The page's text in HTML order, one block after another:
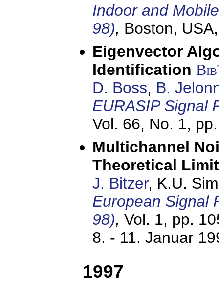
Indoor and
98), Boston,
Eigenvector
Identification
D. Boss, B.
EURASIP Signal
Vol. 66, No. 1,
Multichannel
Theoretical
J. Bitzer, K.U.
European Signal
98), Vol. 1, pp.
8. - 11. Januar
1997